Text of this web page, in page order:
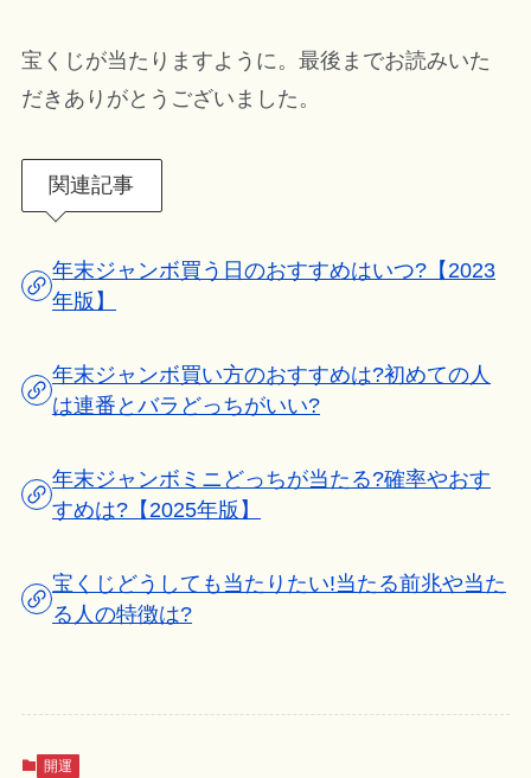
宝くじが当たりますように。最後までお読みいた
だきありがとうございました。
関連記事
年末ジャンボ買う日のおすすめはいつ?【2023
年版】
年末ジャンボ買い方のおすすめは?初めての人
は連番とバラどっちがいい?
年末ジャンボミニどっちが当たる?確率やおす
すめは?【2025年版】
宝くじどうしても当たりたい!当たる前兆や当た
る人の特徴は?
開運